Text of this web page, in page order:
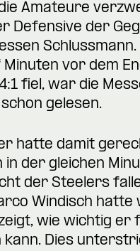
Amateure
Defensive der
Schlussmann.
vor dem
fiel, war die
gelesen.
hatte damit
in der gleichen
der Steelers
Windisch hatte
wie wichtig er
kann. Dies